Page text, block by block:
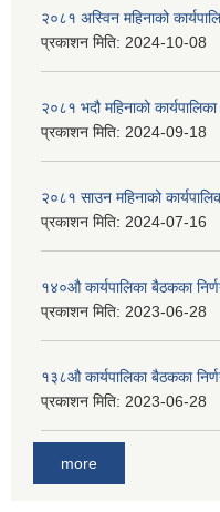
२०८१ अस्विन महिनाको
प्रकाशन मिति: 2024-10-08
२०८१ भदौ महिनाको
प्रकाशन मिति: 2024-09-18
२०८१ साउन महिनाको
प्रकाशन मिति: 2024-07-16
१४०औ कार्यपालिका बैठकका
प्रकाशन मिति: 2023-06-28
१३८औ कार्यपालिका बैठकका
प्रकाशन मिति: 2023-06-28
more